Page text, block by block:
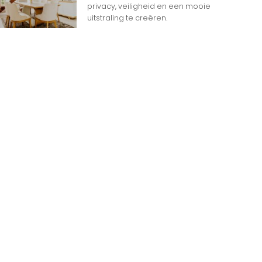
privacy, veiligheid en een mooie
uitstraling te creëren.